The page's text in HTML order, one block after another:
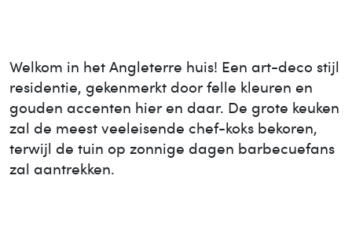
Welkom in het Angleterre huis! Een art-deco stijl
residentie, gekenmerkt door felle kleuren en
gouden accenten hier en daar. De grote keuken
zal de meest veeleisende chef-koks bekoren,
terwijl de tuin op zonnige dagen barbecuefans
zal aantrekken.